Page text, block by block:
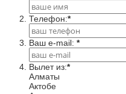
Телефон:*
Ваш e-mail: *
Вылет из:*
Алматы
Актобе